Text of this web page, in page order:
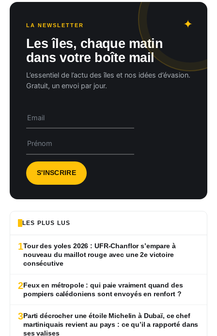
LA NEWSLETTER
Les îles, chaque matin
dans votre boîte mail
L’essentiel de l’actu des îles et nos idées d’évasion.
Gratuit, un envoi par jour.
LES PLUS LUS
1Tour des yoles 2026 : UFR-Chanflor s’empare à
nouveau du maillot rouge avec une 2e victoire
consécutive
2Feux en métropole : qui paie vraiment quand des
pompiers calédoniens sont envoyés en renfort ?
3Parti décrocher une étoile Michelin à Dubaï, ce chef
martiniquais revient au pays : ce qu’il a rapporté dans
ses valises